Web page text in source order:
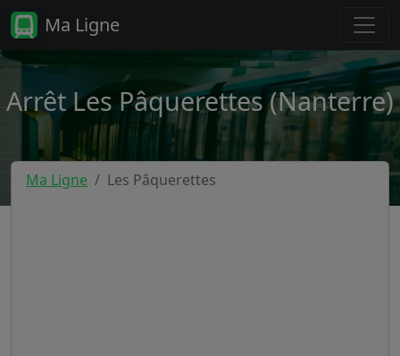
Ma Ligne
Arrêt Les Pâquerettes (Nanterre)
Ma Ligne Les Pâquerettes